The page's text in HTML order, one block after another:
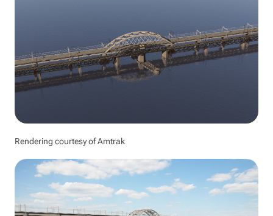
Rendering courtesy of Amtrak